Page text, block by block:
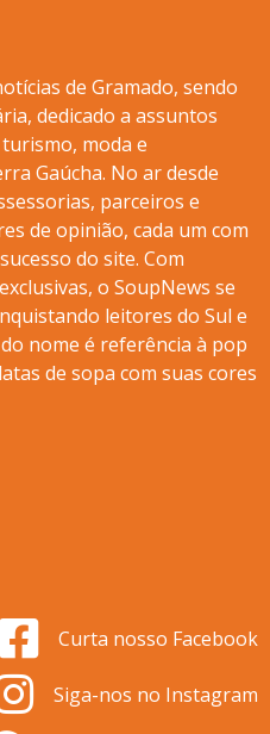
de Gramado, sendo
dedicado a assuntos
moda e
Gaúcha. No ar desde
parceiros e
de opinião, cada um com
do site. Com
o SoupNews se
leitores do Sul e
nome é referência à pop
de sopa com suas cores
Curta nosso Facebook
Siga-nos no Instagram